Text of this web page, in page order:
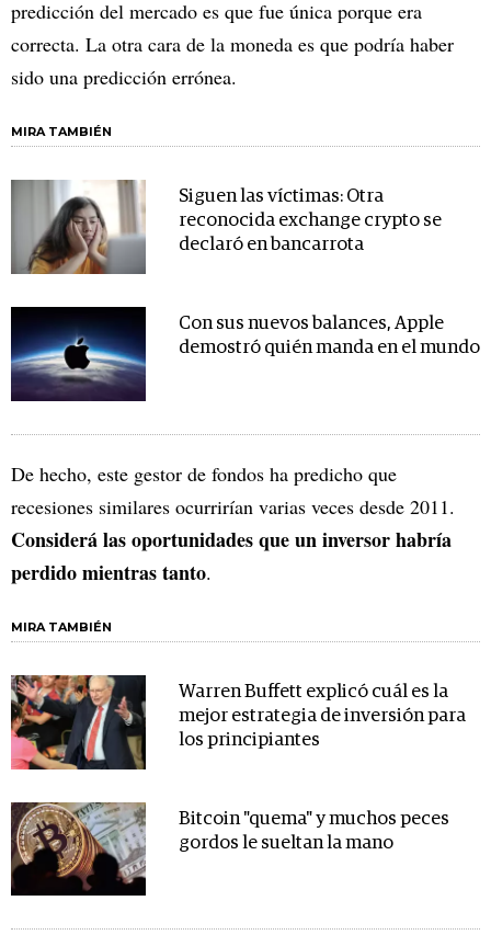
predicción del mercado es que fue única porque era
correcta. La otra cara de la moneda es que podría haber
sido una predicción errónea.
MIRA TAMBIÉN
Siguen las víctimas: Otra
reconocida exchange crypto se
declaró en bancarrota
Con sus nuevos balances, Apple
demostró quién manda en el mundo
De hecho, este gestor de fondos ha predicho que
recesiones similares ocurrirían varias veces desde 2011.
Considerá las oportunidades que un inversor habría
perdido mientras tanto.
MIRA TAMBIÉN
Warren Buffett explicó cuál es la
mejor estrategia de inversión para
los principiantes
Bitcoin "quema" y muchos peces
gordos le sueltan la mano